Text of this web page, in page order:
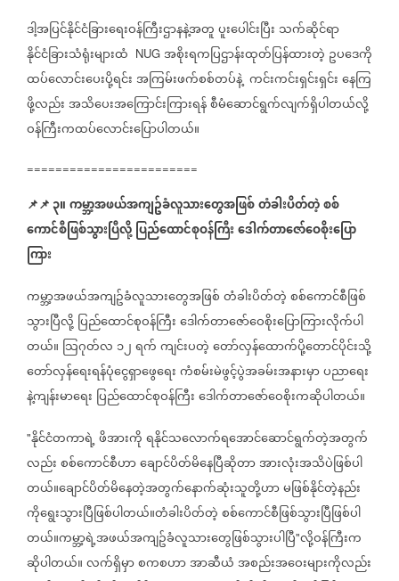
ဒါ့အပြင်နိုင်ငံခြားရေးဝန်ကြီးဌာနနဲ့အတူပူးပေါင်းပြီး သက်ဆိုင်ရာ
နိုင်ငံခြားသံရုံးများထံ NUG အစိုးရကပြဌာန်းထုတ်ပြန်ထားတဲ့ ဥပဒေကို
ထပ်လောင်းပေးပို့ရင်းအကြမ်းဖက်စစ်တပ်နဲ့ ကင်းကင်းရှင်းရှင်းနေကြ
ဖို့လည်းအသိပေးအကြောင်းကြားရန်စီမံဆောင်ရွက်လျက်ရှိပါတယ်လို့
ဝန်ကြီးကထပ်လောင်းပြောပါတယ်။
========================
📌📌၃။ကမ္ဘာ့အဖယ်အကျဥ်ခံလူသားတွေအဖြစ်တံခါးပိတ်တဲ့စစ်
ကောင်စီဖြစ်သွားပြီလို့ပြည်ထောင်စုဝန်ကြီးဒေါက်တာဇော်ဝေစိုးပြော
ကြား
ကမ္ဘာ့အဖယ်အကျဥ်ခံလူသားတွေအဖြစ်တံခါးပိတ်တဲ့စစ်ကောင်စီဖြစ်
သွားပြီလို့ပြည်ထောင်စုဝန်ကြီးဒေါက်တာဇော်ဝေစိုးပြောကြားလိုက်ပါ
တယ်။ သြဂုတ်လ ၁၂ရက်ကျင်းပတဲ့တော်လှန်ထောက်ပို့တောင်ပိုင်းသို့
တော်လှန်ရေးရန်ပုံငွေရှာဖွေရေးကံစမ်းမဲဖွင့်ပွဲအခမ်းအနားမှာပညာရေး
နဲ့ကျန်းမာရေး ပြည်ထောင်စုဝန်ကြီးဒေါက်တာဇော်ဝေစိုးကဆိုပါတယ်။
"နိုင်ငံတကာရဲ့ဖိအားကိုရနိုင်သလောက်ရအောင်ဆောင်ရွက်တဲ့အတွက်
လည်းစစ်ကောင်စီဟာချောင်ပိတ်မိနေပြီဆိုတာအားလုံးအသိပဲဖြစ်ပါ
တယ်။ချောင်ပိတ်မိနေတဲ့အတွက်နောက်ဆုံးသူတို့ဟာမဖြစ်နိုင်တဲ့နည်း
ကိုရွေးသွားပြီဖြစ်ပါတယ်။တံခါးပိတ်တဲ့စစ်ကောင်စီဖြစ်သွားပြီဖြစ်ပါ
တယ်။ကမ္ဘာ့ရဲ့အဖယ်အကျဥ်ခံလူသားတွေဖြစ်သွားပါပြီ"လို့ဝန်ကြီးက
ဆိုပါတယ်။လက်ရှိမှာစကစဟာအာဆီယံအစည်းအဝေးများကိုလည်း